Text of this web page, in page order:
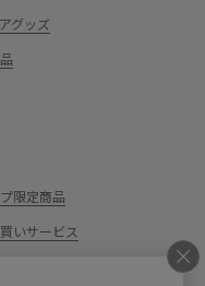
グッズ
限定商品
いサービス